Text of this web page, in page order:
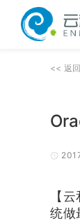
<< 返
【
统做